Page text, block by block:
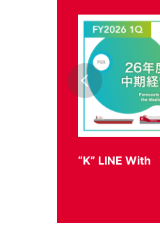
海運PRキャンペ